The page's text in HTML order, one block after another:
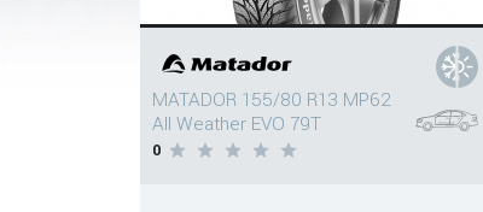
MATADOR 155/80 R13 MP62
All Weather EVO 79T
0